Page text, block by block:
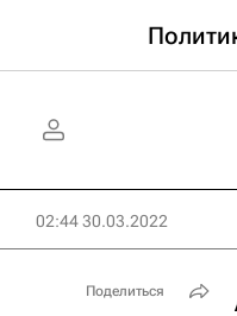
02:44 30.03.2022
Поделиться